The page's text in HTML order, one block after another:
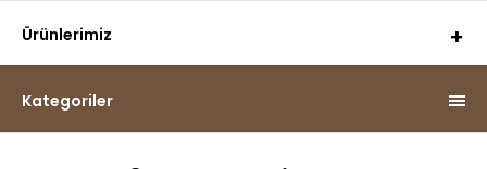
Ürünlerimiz
Kategoriler